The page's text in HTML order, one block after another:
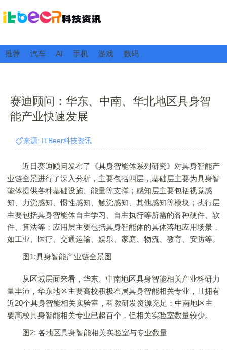
推荐 汽车 AI 手机 游戏 数码
赛迪顾问：华东、中南、华北地区具身智
能产业快速发展
来源: ITBeer科技资讯
近日赛迪顾问发布了《具身智能体系列研究》对具身智能产
业链全景进行了深入分析，主要包括四层，基础层主要为具身智
能体提供各种基础设施、能量等支撑；感知层主要包括视觉感
知、力觉感知、惯性感知、触觉感知、其他感知等模块；执行层
主要包括具身智能体自主学习、自主执行等所需的各种硬件、软
件、算法等；应用层主要包括具身智能体的具体落地应用场景，
如工业、医疗、交通运输、娱乐、家庭、物流、教育、安防等。
图1:具身智能产业链全景图
从区域层面来看，华东、中南地区具身智能相关产业科研力
量丰沛，华东地区主要高校积极布局具身智能相关专业，且拥有
近20个具身智能相关实验室，科教研发资源充足；中南地区主
要高校具身智能相关专业已超百个，但相关实验室数量较少。
图2: 各地区具身智能相关实验室与专业数量